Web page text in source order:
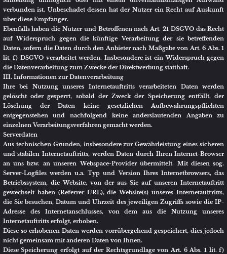
weitere Aufbewahrung zu Beweiszwecken erforderlich ist. Andernfalls sind
die Daten bis zur endgültigen Klärung eines Vorfalls ganz oder teilweise von
der Löschung ausgenommen.
a) Sitzungs-Cookies/Session-Cookies
Wir verwenden mit unserem Internetauftritt sog. Cookies. Cookies sind
kleine Textdateien oder andere Speichertechnologien, die durch den von
Ihnen eingesetzten Internet-Browser auf Ihrem Endgerät ablegt und
gespeichert werden. Durch diese Cookies werden im individuellen Umfang
bestimmte Informationen von Ihnen, wie beispielsweise Ihre Browser- oder
Standortdaten oder Ihre IP-Adresse, verarbeitet.
Durch diese Verarbeitung wird unser Internetauftritt benutzerfreundlicher,
effektiver und sicherer, da die Verarbeitung bspw. die Wiedergabe unseres
Internetauftritts in unterschiedlichen Sprachen oder das Angebot einer
Warenkorbfunktion ermöglicht.
Rechtsgrundlage dieser Verarbeitung ist Art. 6 Abs. 1 lit b.) DSGVO, sofern
diese Cookies Daten zur Vertragsanbahnung oder Vertragsabwicklung
verarbeitet werden.
Falls die Verarbeitung nicht der Vertragsanbahnung oder
Vertragsabwicklung dient, liegt unser berechtigtes Interesse in der
Verbesserung der Funktionalität unseres Internetauftritts. Rechtsgrundlage
ist in dann Art. 6 Abs. 1 lit. f) DSGVO.
Mit Schließen Ihres Internet-Browsers werden diese Session-Cookies
Gegebenenfalls werden mit unserem Internetauftritt auch Cookies von
Partnerunternehmen, mit denen wir zum Zwecke der Werbung, der Analyse
oder der Funktionalitäten unseres Internetauftritts zusammenarbeiten,
verwendet.
Die Einzelheiten hierzu, insbesondere zu den Zwecken und den
Rechtsgrundlagen der Verarbeitung solcher Drittanbieter-Cookies,
entnehmen Sie bitte den nachfolgenden Informationen.
c) Beseitigungsmöglichkeit
Sie können die Installation der Cookies durch eine Einstellung Ihres
Internet-Browsers verhindern oder einschränken. Ebenfalls können Sie
bereits gespeicherte Cookies jederzeit löschen. Die hierfür erforderlichen
Schritte und Maßnahmen hängen jedoch von Ihrem konkret genutzten